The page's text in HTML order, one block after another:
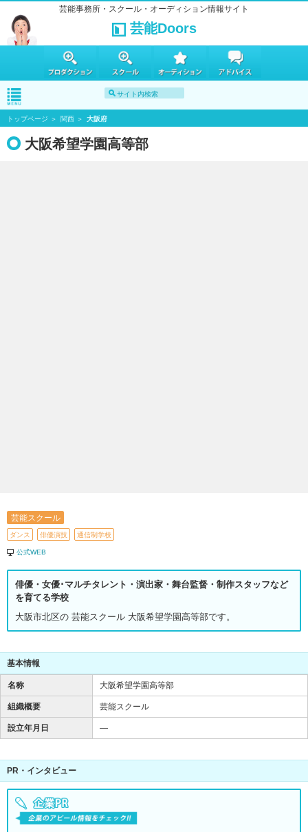
芸能事務所・スクール・オーディション情報サイト
芸能Doors
トップページ 関西 大阪府
大阪希望学園高等部
芸能スクール
ダンス 俳優演技 通信制学校
公式WEB
俳優・女優･マルチタレント・演出家・舞台監督・制作スタッフなど
を育てる学校
大阪市北区の 芸能スクール 大阪希望学園高等部です。
基本情報
名称 大阪希望学園高等部
組織概要 芸能スクール
設立年月日 ―
PR・インタビュー